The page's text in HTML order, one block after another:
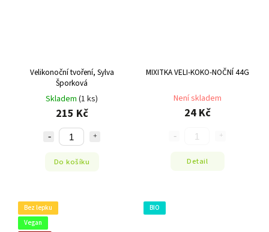
Velikonoční tvoření, Sylva
Šporková
Skladem (1 ks)
215 Kč
Do košíku
MIXITKA VELI-KOKO-NOČNÍ 44G
Není skladem
24 Kč
Detail
Bez lepku
Vegan
BIO